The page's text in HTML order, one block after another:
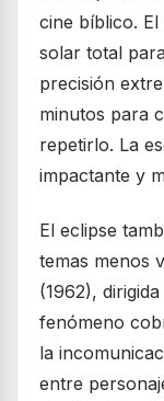
cine bíblico.
solar total
precisión
minutos para
repetirlo. La
impactante y
El eclipse
temas menos
(1962),
fenómeno
la
entre